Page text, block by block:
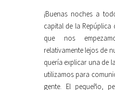
¡Buenas noches a
capital de la Repúplica
que nos
relativamente lejos de
quería explicar una de
utilizamos para
gente. El pequeño,